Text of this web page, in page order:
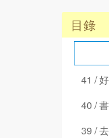
目錄
41 /
40 /
39 /